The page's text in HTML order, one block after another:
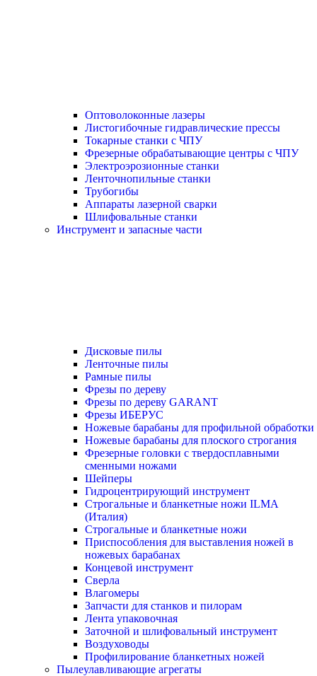
Оптоволоконные лазеры
Листогибочные гидравлические прессы
Токарные станки с ЧПУ
Фрезерные обрабатывающие центры с ЧПУ
Электроэрозионные станки
Ленточнопильные станки
Трубогибы
Аппараты лазерной сварки
Шлифовальные станки
Инструмент и запасные части
Дисковые пилы
Ленточные пилы
Рамные пилы
Фрезы по дереву
Фрезы по дереву GARANT
Фрезы ИБЕРУС
Ножевые барабаны для профильной обработки
Ножевые барабаны для плоского строгания
Фрезерные головки с твердосплавными
сменными ножами
Шейперы
Гидроцентрирующий инструмент
Строгальные и бланкетные ножи ILMA
(Италия)
Cтрогальные и бланкетные ножи
Приспособления для выставления ножей в
ножевых барабанах
Концевой инструмент
Сверла
Влагомеры
Запчасти для станков и пилорам
Лента упаковочная
Заточной и шлифовальный инструмент
Воздуховоды
Профилирование бланкетных ножей
Пылеулавливающие агрегаты